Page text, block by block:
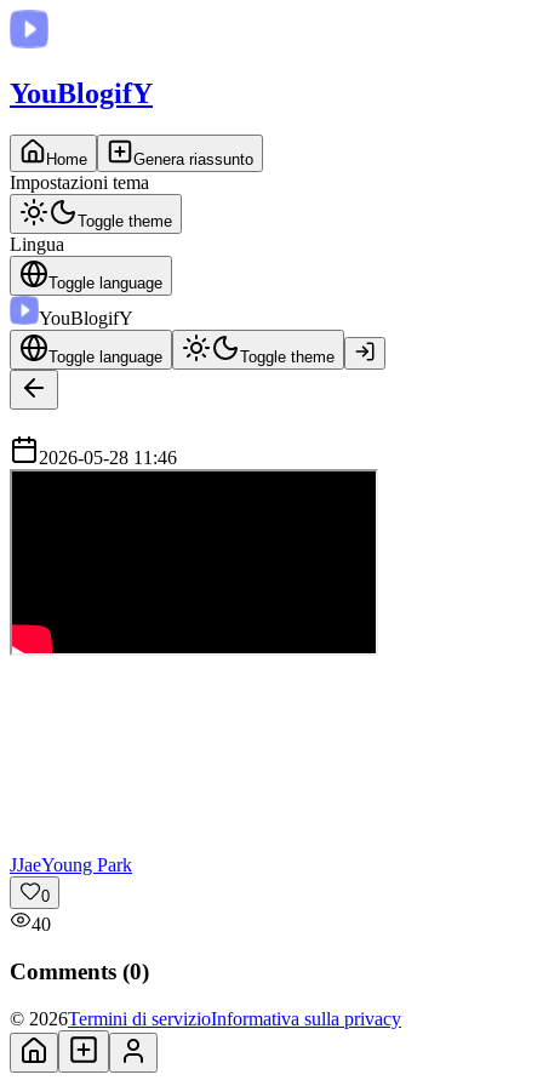
YouBlogifY
Home Genera riassunto
Impostazioni tema
Toggle theme
Lingua
Toggle language
YouBlogifY
Toggle language Toggle theme
2026-05-28 11:46
JJaeYoung Park
0
40
Comments (0)
© 2026Termini di servizioInformativa sulla privacy